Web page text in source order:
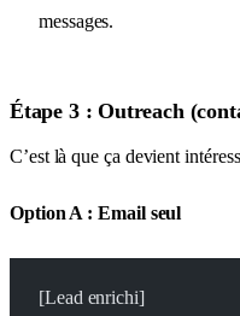
messages.
Étape 3 : Outreach
C’est là que ça devient
Option A : Email seul
[Lead enrichi]